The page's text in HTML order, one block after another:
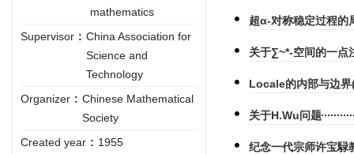
mathematics
Supervisor : China Association for
Science and
Technology
Organizer : Chinese Mathematical
Society
Created year : 1955
超α-对称稳定过程的
关于∑~*-空间的一点
Locale的内部与边
关于H.Wu问题
纪念一代宗师许宝騄